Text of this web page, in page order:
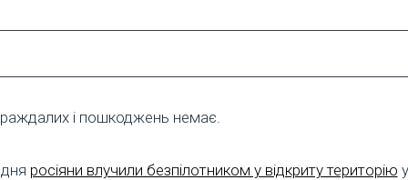
і пошкоджень немає.
росіяни влучили безпілотником у відкриту територію